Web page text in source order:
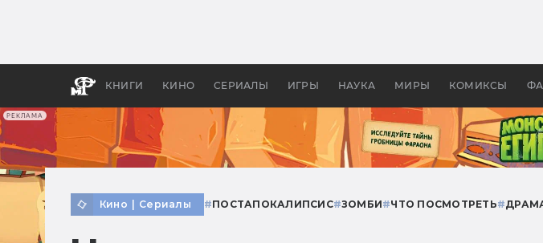
РЕКЛАМА
КНИГИ КИНО СЕРИАЛЫ ИГРЫ НАУКА МИРЫ КОМИКСЫ
бы «Властелина колец»
Кино Сериалы #ПОСТАПОКАЛИПСИС#ЗОМБИ#ЧТО ПОСМОТРЕТЬ#